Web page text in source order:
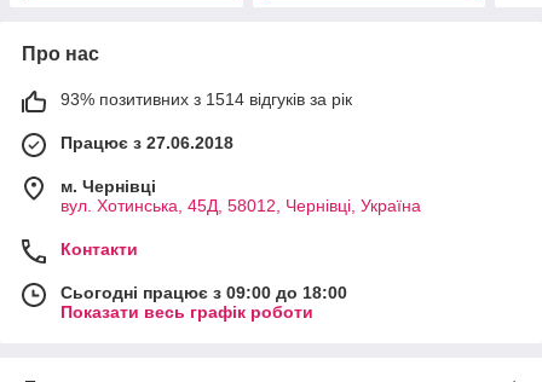
Про нас
93% позитивних з 1514 відгуків за рік
Працює з 27.06.2018
м. Чернівці
вул. Хотинська, 45Д, 58012, Чернівці, Україна
Контакти
Сьогодні працює з 09:00 до 18:00
Показати весь графік роботи